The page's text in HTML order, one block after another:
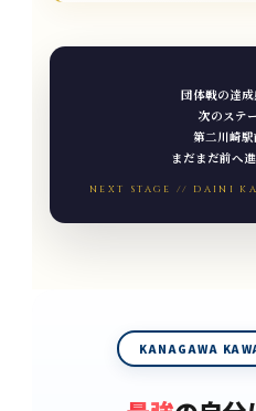
団体戦の達成
次のステ
第二川崎
まだまだ前へ
NEXT STAGE // DAINI
KANAGAWA